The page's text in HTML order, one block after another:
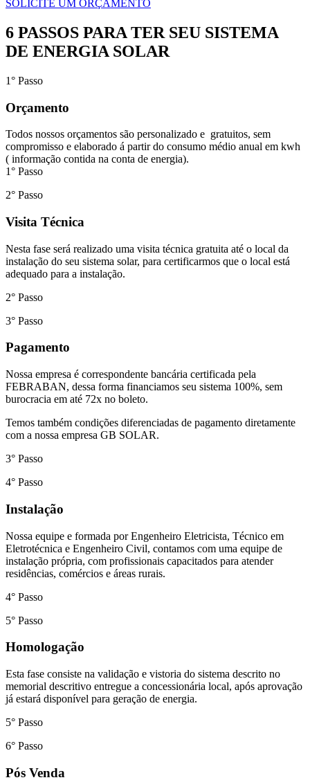
SOLICITE UM ORÇAMENTO
6 PASSOS PARA TER SEU SISTEMA
DE ENERGIA SOLAR
1° Passo
Orçamento
Todos nossos orçamentos são personalizado e gratuitos, sem
compromisso e elaborado á partir do consumo médio anual em kwh
( informação contida na conta de energia).
1° Passo
2° Passo
Visita Técnica
Nesta fase será realizado uma visita técnica gratuita até o local da
instalação do seu sistema solar, para certificarmos que o local está
adequado para a instalação.
2° Passo
3° Passo
Pagamento
Nossa empresa é correspondente bancária certificada pela
FEBRABAN, dessa forma financiamos seu sistema 100%, sem
burocracia em até 72x no boleto.
Temos também condições diferenciadas de pagamento diretamente
com a nossa empresa GB SOLAR.
3° Passo
4° Passo
Instalação
Nossa equipe e formada por Engenheiro Eletricista, Técnico em
Eletrotécnica e Engenheiro Civil, contamos com uma equipe de
instalação própria, com profissionais capacitados para atender
residências, comércios e áreas rurais.
4° Passo
5° Passo
Homologação
Esta fase consiste na validação e vistoria do sistema descrito no
memorial descritivo entregue a concessionária local, após aprovação
já estará disponível para geração de energia.
5° Passo
6° Passo
Pós Venda